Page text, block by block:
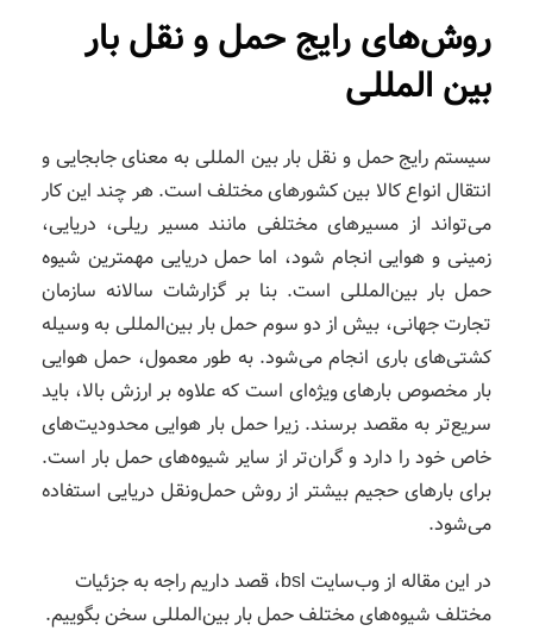
روش‌های رایج حمل‌ و نقل بار
بین المللی
سیستم رایج حمل‌ و نقل بار بین المللی به معنای جابجایی و
انتقال انواع کالا بین کشورهای مختلف است. هر چند این کار
می‌تواند از مسیرهای مختلفی مانند مسیر ریلی، دریایی،
زمینی و هوایی انجام شود، اما حمل دریایی مهمترین شیوه
حمل بار بین‌المللی است. بنا بر گزارشات سالانه سازمان
تجارت جهانی، بیش از دو سوم حمل بار بین‌المللی به وسیله
کشتی‌های باری انجام می‌شود. به طور معمول، حمل هوایی
بار مخصوص بارهای ویژه‌ای است که علاوه بر ارزش بالا، باید
سریع‌تر به مقصد برسند. زیرا حمل بار هوایی محدودیت‌های
خاص خود را دارد و گران‌تر از سایر شیوه‌های حمل بار است.
برای بارهای حجیم بیشتر از روش حمل‌ونقل دریایی استفاده
می‌شود.
در این مقاله از وب‌سایت bsl، قصد داریم راجه به جزئیات
مختلف شیوه‌های مختلف حمل بار بین‌المللی سخن بگوییم.